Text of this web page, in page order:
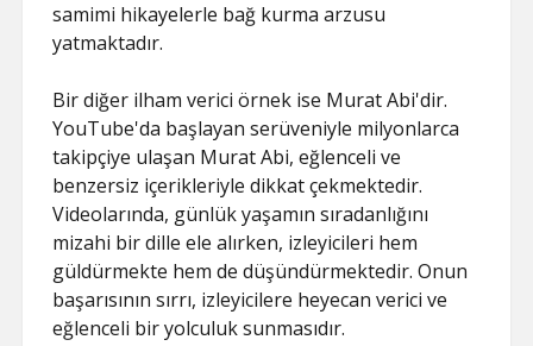
samimi hikayelerle bağ kurma arzusu
yatmaktadır.
Bir diğer ilham verici örnek ise Murat Abi'dir.
YouTube'da başlayan serüveniyle milyonlarca
takipçiye ulaşan Murat Abi, eğlenceli ve
benzersiz içerikleriyle dikkat çekmektedir.
Videolarında, günlük yaşamın sıradanlığını
mizahi bir dille ele alırken, izleyicileri hem
güldürmekte hem de düşündürmektedir. Onun
başarısının sırrı, izleyicilere heyecan verici ve
eğlenceli bir yolculuk sunmasıdır.